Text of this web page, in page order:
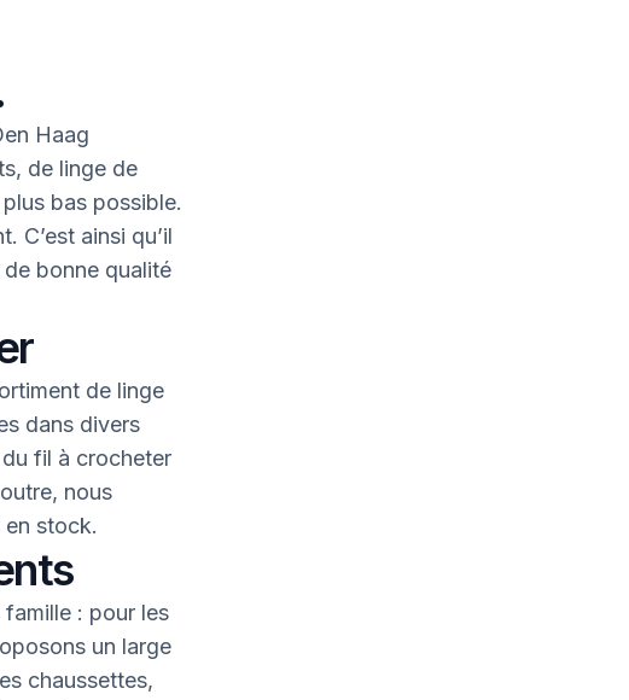
Haag
de linge de
bas possible.
C’est ainsi qu’il
bonne qualité
de linge
dans divers
fil à crocheter
nous
stock.
: pour les
un large
chaussettes,